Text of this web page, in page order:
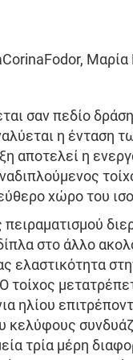
Μαρία
σαν πεδίο
η ένταση
αποτελεί η
χώρο του
πειραματισμού
στο άλλο
ελαστικότητα
τοίχος
ηλίου
τρία μέρη